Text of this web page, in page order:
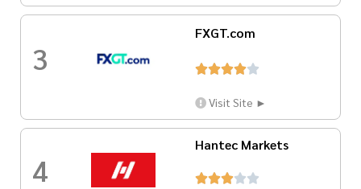
3
FXGT.com

Visit Site ►
4
Hantec Markets
